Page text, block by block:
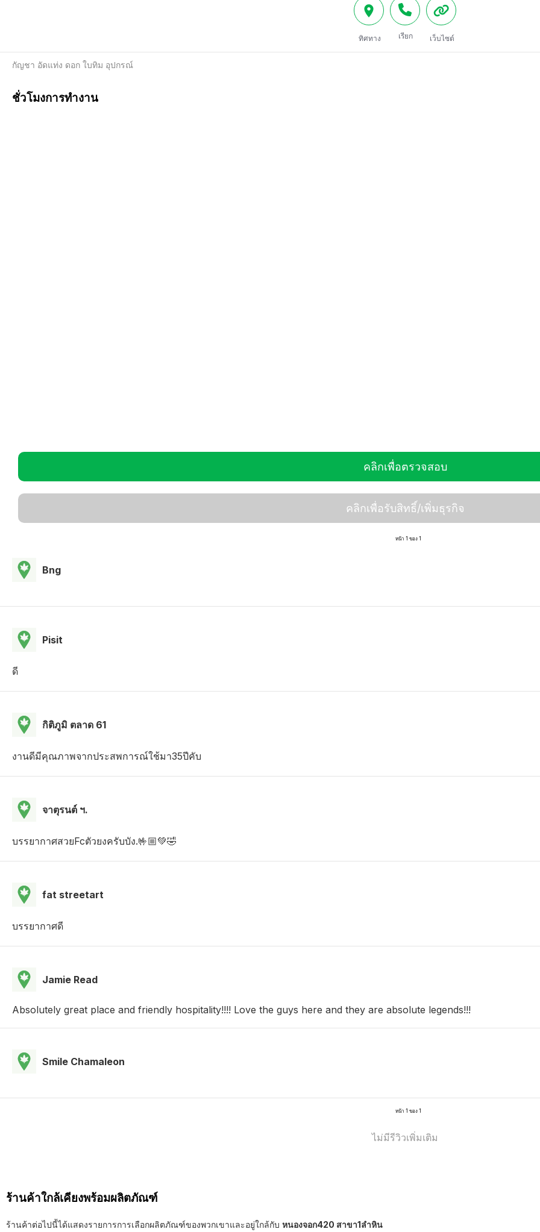
ทิศทาง เรียก เว็บไซต์
กัญชา อัดแท่ง ดอก ใบทิม อุปกรณ์
ชั่วโมงการทำงาน
คลิกเพื่อตรวจสอบ
คลิกเพื่อรับสิทธิ์/เพิ่มธุรกิจ
หน้า 1 ของ 1
Bng
Pisit
ดี
กิติภูมิ ตลาด 61
งานดีมีคุณภาพจากประสพการณ์ใช้มา35ปีคับ
จาตุรนต์ ฯ.
บรรยากาศสวยFcตัวยงครับบัง.🤟🏼💚🤣
fat streetart
บรรยากาศดี
Jamie Read
Absolutely great place and friendly hospitality!!!! Love the guys here and they are absolute legends!!!
Smile Chamaleon
หน้า 1 ของ 1
ไม่มีรีวิวเพิ่มเติม
ร้านค้าใกล้เคียงพร้อมผลิตภัณฑ์
ร้านค้าต่อไปนี้ได้แสดงรายการการเลือกผลิตภัณฑ์ของพวกเขาและอยู่ใกล้กับ หนองจอก420 สาขา1ลำหิน